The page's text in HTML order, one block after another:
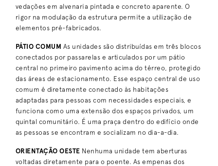
vedações em alvenaria pintada e concreto aparente. O
rigor na modulação da estrutura permite a utilização de
elementos pré-fabricados.
PÁTIO COMUM As unidades são distribuídas em três blocos
conectados por passarelas e articulados por um pátio
central no primeiro pavimento acima do térreo, protegido
das áreas de estacionamento. Esse espaço central de uso
comum é diretamente conectado às habitações
adaptadas para pessoas com necessidades especiais, e
funciona como uma extensão dos espaços privados, um
quintal comunitário. É uma praça dentro do edifício onde
as pessoas se encontram e socializam no dia-a-dia.
ORIENTAÇÃO OESTE Nenhuma unidade tem aberturas
voltadas diretamente para o poente. As empenas dos